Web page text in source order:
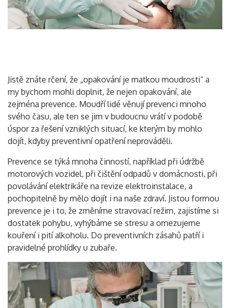
Jistě znáte rčení, že „opakování je matkou moudrosti“ a
my bychom mohli doplnit, že nejen opakování, ale
zejména prevence. Moudří lidé věnují prevenci mnoho
svého času, ale ten se jim v budoucnu vrátí v podobě
úspor za řešení vzniklých situací, ke kterým by mohlo
dojít, kdyby preventivní opatření neprováděli.
Prevence se týká mnoha činností, například při údržbě
motorových vozidel, při čištění odpadů v domácnosti, při
povolávání elektrikáře na revize elektroinstalace, a
pochopitelně by mělo dojít i na naše zdraví. Jistou formou
prevence je i to, že změníme stravovací režim, zajistíme si
dostatek pohybu, vyhýbáme se stresu a omezujeme
kouření i pití alkoholu. Do preventivních zásahů patří i
pravidelné prohlídky u zubaře.